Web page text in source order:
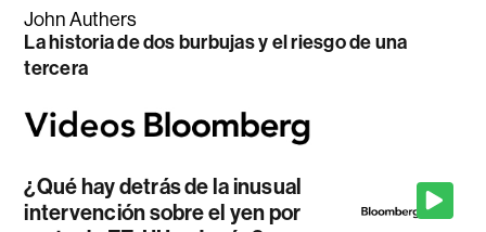
John Authers
La historia de dos burbujas y el riesgo de una
tercera
¿Qué hay detrás de la inusual
intervención sobre el yen por